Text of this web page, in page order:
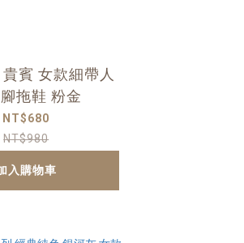
賓 女款細帶人
拖鞋 粉金
NT$680
NT$980
入購物車